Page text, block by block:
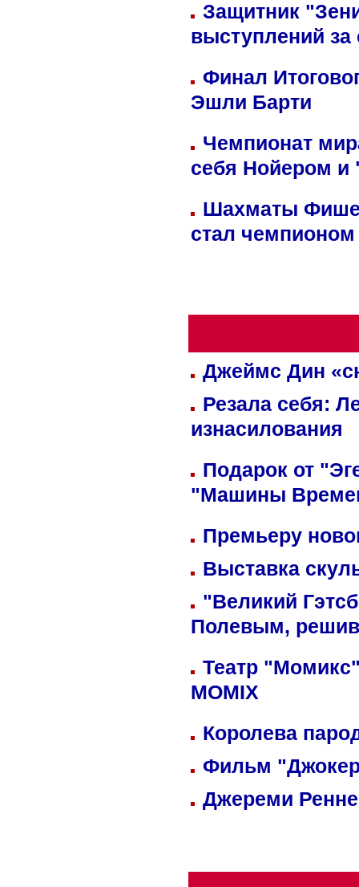
Защитник
выступлений
Финал
Эшли Барти
Чемпионат
себя Нойером и
Шахматы
стал
Джеймс Дин
Резала себя:
изнасилования
Подарок от
"Машины
Премьеру
Выставка
"Великий
Полевым,
Театр
MOMIX
Королева
Фильм
Джереми